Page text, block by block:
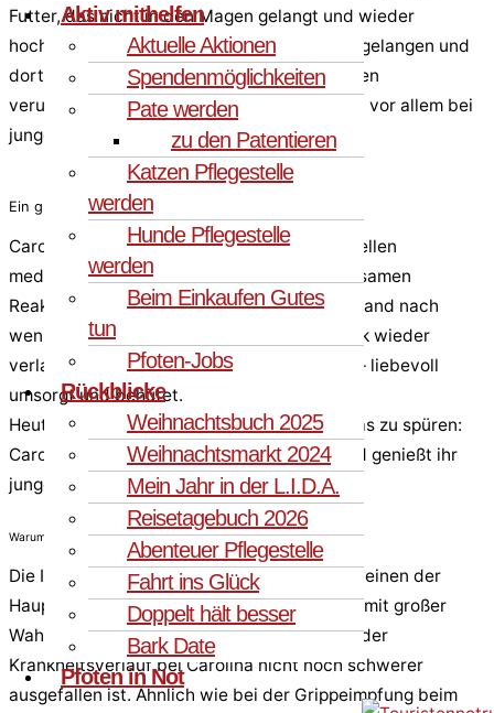
Aktiv mithelfen
Aktuelle Aktionen
Spendenmöglichkeiten
Pate werden
zu den Patentieren
Katzen Pflegestelle
werden
Hunde Pflegestelle
werden
Beim Einkaufen Gutes
tun
Pfoten-Jobs
Rückblicke
Weihnachtsbuch 2025
Weihnachtsmarkt 2024
Mein Jahr in der L.I.D.A.
Reisetagebuch 2026
Abenteuer Pflegestelle
Fahrt ins Glück
Doppelt hält besser
Bark Date
Pfoten in Not
Futter, das nicht in den Magen gelangt und wieder
hochgewürgt wird, kann leicht in die Lunge gelangen und
dort lebensbedrohliche Lungenentzündungen
verursachen. Eine gefürchtete Komplikation, vor allem bei
jungen Hunden.
Ein glücklicher Ausgang
Carolina hatte großes Glück. Dank der schnellen
medizinischen Versorgung und der aufmerksamen
Reaktion ihrer Familie besserte sich ihr Zustand nach
wenigen Tagen deutlich. Sie durfte die Klinik wieder
verlassen und sich zuhause weiter erholen – liebevoll
umsorgt und behütet.
Heute ist von der Krankheit kaum noch etwas zu spüren:
Carolina tobt fröhlich durch ihr Zuhause und genießt ihr
junges Hundeleben in vollen Zügen.
Warum Impfungen so wichtig sind
Die Impfung gegen das Parainfluenza-Virus, einen der
Hauptverursacher des Zwingerhustens, hat mit großer
Wahrscheinlichkeit dazu beigetragen, dass der
Krankheitsverlauf bei Carolina nicht noch schwerer
ausgefallen ist. Ähnlich wie bei der Grippeimpfung beim